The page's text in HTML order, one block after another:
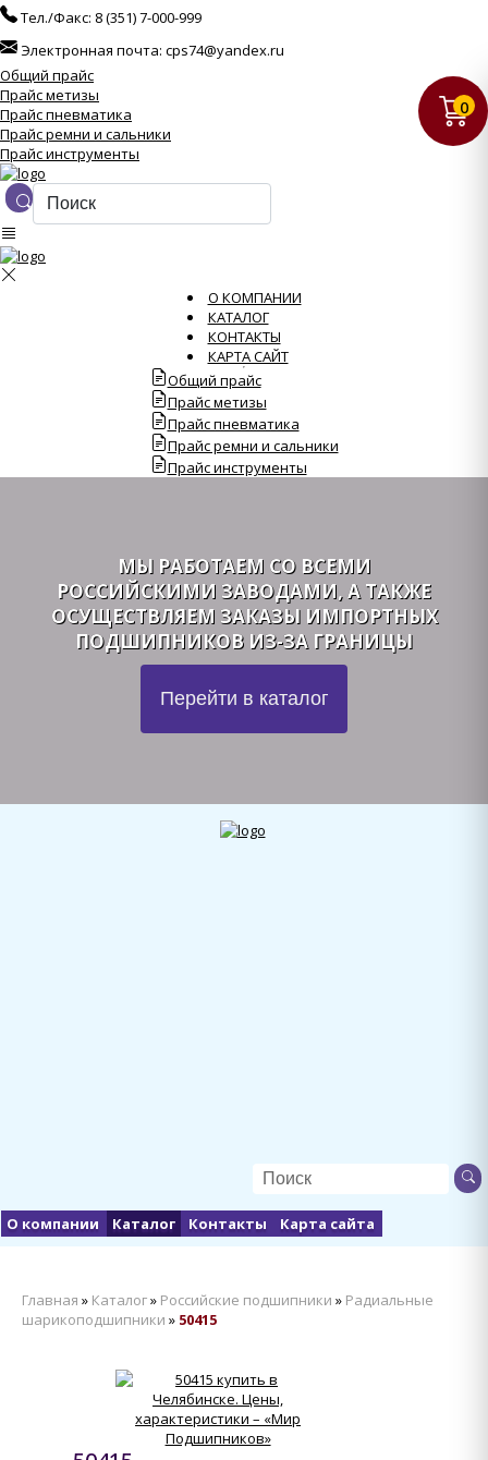
Тел./Факс: 8 (351) 7-000-999
Электронная почта: cps74@yandex.ru
Общий прайс
Прайс метизы
Прайс пневматика
Прайс ремни и сальники
Прайс инструменты
О КОМПАНИИ
КАТАЛОГ
КОНТАКТЫ
КАРТА САЙТ
Общий прайс
Прайс метизы
Прайс пневматика
Прайс ремни и сальники
Прайс инструменты
МЫ РАБОТАЕМ СО ВСЕМИ
РОССИЙСКИМИ ЗАВОДАМИ, А ТАКЖЕ
ОСУЩЕСТВЛЯЕМ ЗАКАЗЫ ИМПОРТНЫХ
ПОДШИПНИКОВ ИЗ-ЗА ГРАНИЦЫ
Перейти в каталог
0
О компании Каталог Контакты Карта сайта
Главная » Каталог» Российские подшипники » Радиальные
шарикоподшипники » 50415